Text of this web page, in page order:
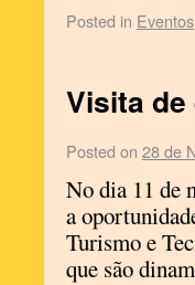
Posted in Eventos
Visita de
Posted on 28 de
No dia 11 de
a
Turismo e
que são